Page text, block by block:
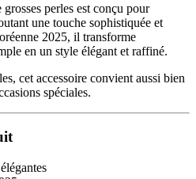
perles est conçu pour
une touche sophistiquée et
2025, il transforme
en un style élégant et raffiné.
cet accessoire convient aussi bien
spéciales.